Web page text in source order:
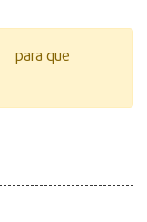
para que